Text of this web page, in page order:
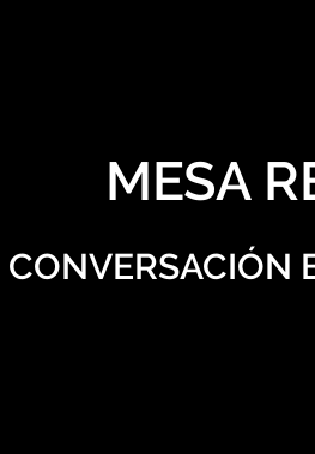
MESA
CONVERSACIÓN